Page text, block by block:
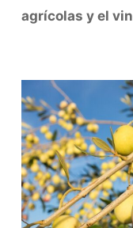
agrícolas y el